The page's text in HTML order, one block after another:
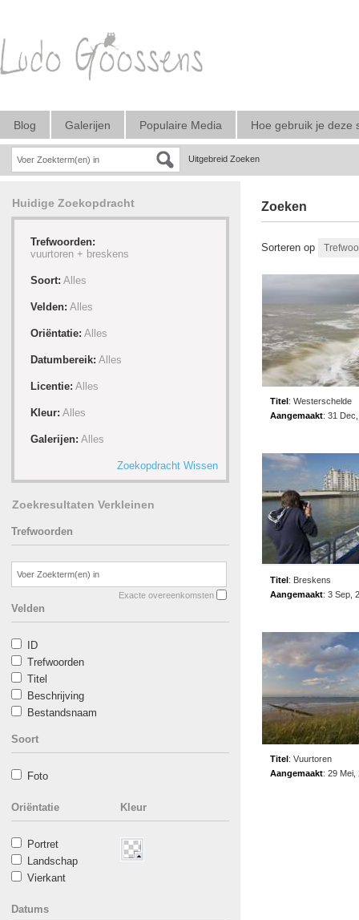
Blog Galerijen Populaire Media Hoe gebruik je deze
Uitgebreid Zoeken
Huidige Zoekopdracht
Trefwoorden:
vuurtoren + breskens
Soort: Alles
Velden: Alles
Oriëntatie: Alles
Datumbereik: Alles
Licentie: Alles
Kleur: Alles
Galerijen: Alles
Zoekopdracht Wissen
Zoekresultaten Verkleinen
Trefwoorden
Exacte overeenkomsten
Velden
ID
Trefwoorden
Titel
Beschrijving
Bestandsnaam
Soort
Foto
Oriëntatie
Portret
Landschap
Vierkant
Kleur
Datums
Zoeken
Sorteren op
Titel: Westerschelde
Aangemaakt: 31
Titel: Breskens
Aangemaakt: 3 Sep,
Titel: Vuurtoren
Aangemaakt: 29 Mei,